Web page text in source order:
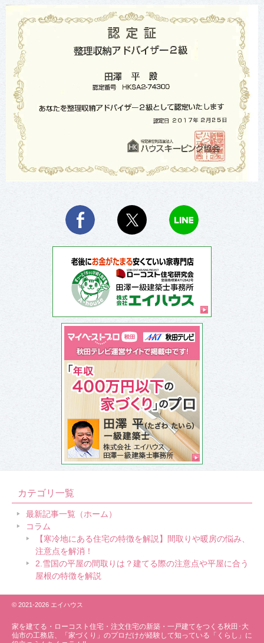
Facebook
カテゴリ一覧
最新記事一覧（ホーム）
コラム
【寒冷地にある住宅の特徴を解説】間取りや暖房の悩み、
注意点を解消！
2.雪国の平屋の間取りは？建てる際の注意点や平屋に合う
屋根の特徴を解説
© 2021-2026 エイハウス
家を建てる・ローコスト住宅・ 注文住宅の新築・一戸建てをつくる秋田･大
仙市の工務店、「家づくり」のプロだけが経験して知っている「くらし」に